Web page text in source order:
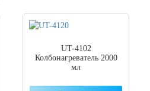
UT-4102
Колбонагреватель 2000
мл